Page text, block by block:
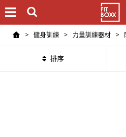
> 健身訓練 > 力量訓練器材 >
排序